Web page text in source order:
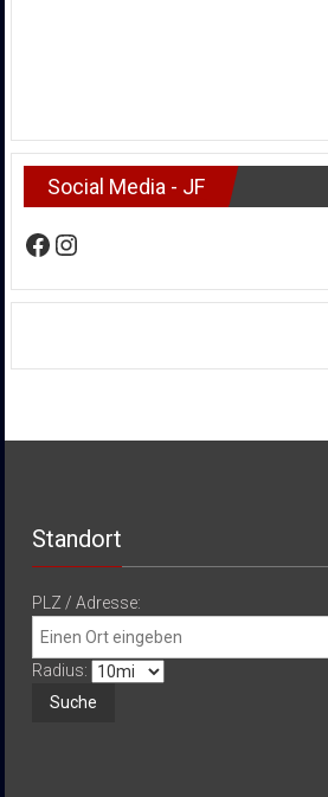
Social Media - JF
Facebook
Instagram
Standort
PLZ / Adresse:
Radius: